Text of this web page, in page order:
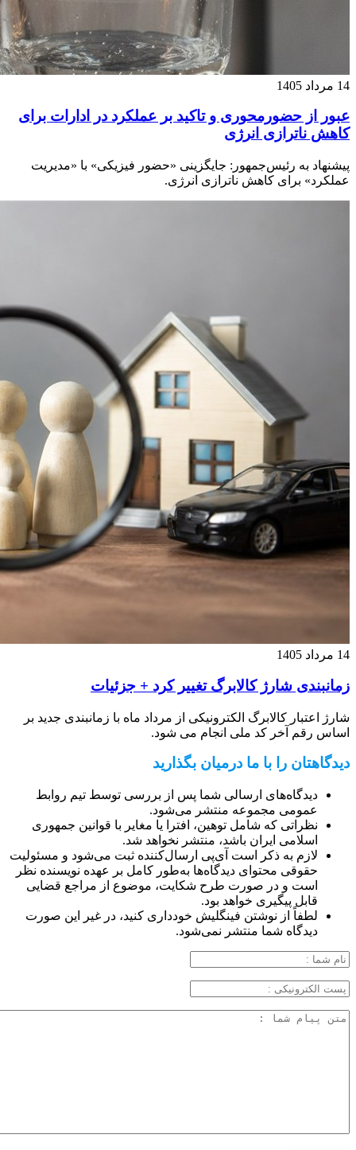
14 مرداد 1405
عبور از حضورمحوری و تاکید بر عملکرد در ادارات برای
کاهش ناترازی انرژی
پیشنهاد به رئیس‌جمهور: جایگزینی «حضور فیزیکی» با «مدیریت
عملکرد» برای کاهش ناترازی انرژی.
14 مرداد 1405
زمانبندی شارژ کالابرگ تغییر کرد + جزئیات
شارژ اعتبار کالابرگ الکترونیکی از مرداد ماه با زمانبندی جدید بر
اساس رقم آخر کد ملی انجام می شود.
دیدگاهتان را با ما درمیان بگذارید
دیدگاه‌های ارسالی شما پس از بررسی توسط تیم روابط
عمومی مجموعه منتشر می‌شود.
نظراتی که شامل توهین، افترا یا مغایر با قوانین جمهوری
اسلامی ایران باشد، منتشر نخواهد شد.
لازم به ذکر است آی‌پی ارسال‌کننده ثبت می‌شود و مسئولیت
حقوقی محتوای دیدگاه‌ها به‌طور کامل بر عهده نویسنده نظر
است و در صورت طرح شکایت، موضوع از مراجع قضایی
قابل پیگیری خواهد بود.
لطفاً از نوشتن فینگلیش خودداری کنید، در غیر این صورت
دیدگاه شما منتشر نمی‌شود.